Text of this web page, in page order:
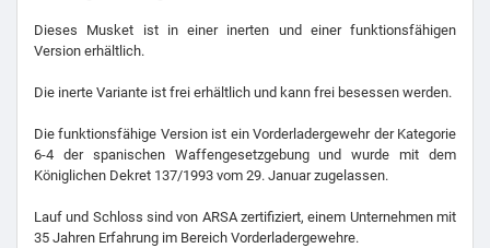
Dieses Musket ist in einer inerten und einer funktionsfähigen
Version erhältlich.
Die inerte Variante ist frei erhältlich und kann frei besessen werden.
Die funktionsfähige Version ist ein Vorderladergewehr der Kategorie
6-4 der spanischen Waffengesetzgebung und wurde mit dem
Königlichen Dekret 137/1993 vom 29. Januar zugelassen.
Lauf und Schloss sind von ARSA zertifiziert, einem Unternehmen mit
35 Jahren Erfahrung im Bereich Vorderladergewehre.